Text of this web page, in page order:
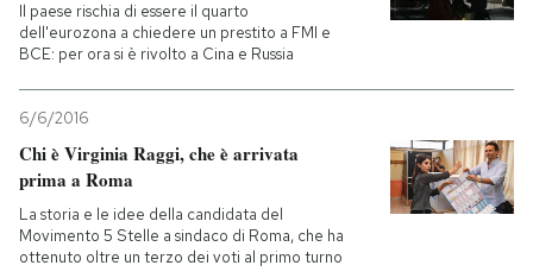
Il paese rischia di essere il quarto
dell'eurozona a chiedere un prestito a FMI e
BCE: per ora si è rivolto a Cina e Russia
6/6/2016
Chi è Virginia Raggi, che è arrivata
prima a Roma
La storia e le idee della candidata del
Movimento 5 Stelle a sindaco di Roma, che ha
ottenuto oltre un terzo dei voti al primo turno